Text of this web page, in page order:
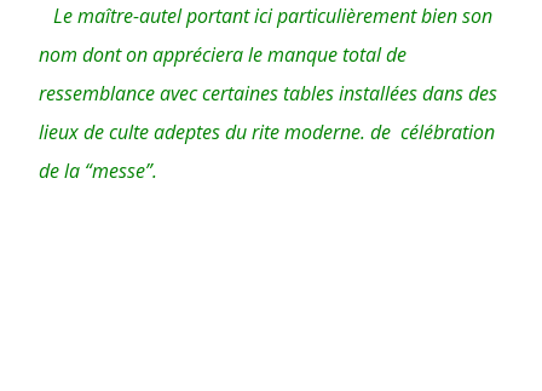
Le maître-autel portant ici particulièrement bien son
nom dont on appréciera le manque total de
ressemblance avec certaines tables installées dans des
lieux de culte adeptes du rite moderne. de célébration
de la “messe”.